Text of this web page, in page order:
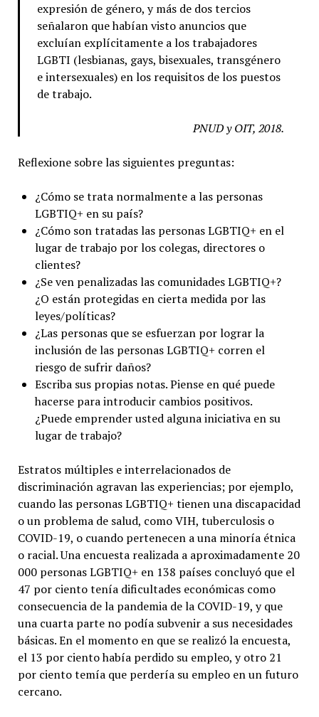
expresión de género, y más de dos tercios
señalaron que habían visto anuncios que
excluían explícitamente a los trabajadores
LGBTI (lesbianas, gays, bisexuales, transgénero
e intersexuales) en los requisitos de los puestos
de trabajo.
PNUD y OIT, 2018.
Reflexione sobre las siguientes preguntas:
¿Cómo se trata normalmente a las personas
LGBTIQ+ en su país?
¿Cómo son tratadas las personas LGBTIQ+ en el
lugar de trabajo por los colegas, directores o
clientes?
¿Se ven penalizadas las comunidades LGBTIQ+?
¿O están protegidas en cierta medida por las
leyes/políticas?
¿Las personas que se esfuerzan por lograr la
inclusión de las personas LGBTIQ+ corren el
riesgo de sufrir daños?
Escriba sus propias notas. Piense en qué puede
hacerse para introducir cambios positivos.
¿Puede emprender usted alguna iniciativa en su
lugar de trabajo?
Estratos múltiples e interrelacionados de
discriminación agravan las experiencias; por ejemplo,
cuando las personas LGBTIQ+ tienen una discapacidad
o un problema de salud, como VIH, tuberculosis o
COVID-19, o cuando pertenecen a una minoría étnica
o racial. Una encuesta realizada a aproximadamente 20
000 personas LGBTIQ+ en 138 países concluyó que el
47 por ciento tenía dificultades económicas como
consecuencia de la pandemia de la COVID-19, y que
una cuarta parte no podía subvenir a sus necesidades
básicas. En el momento en que se realizó la encuesta,
el 13 por ciento había perdido su empleo, y otro 21
por ciento temía que perdería su empleo en un futuro
cercano.